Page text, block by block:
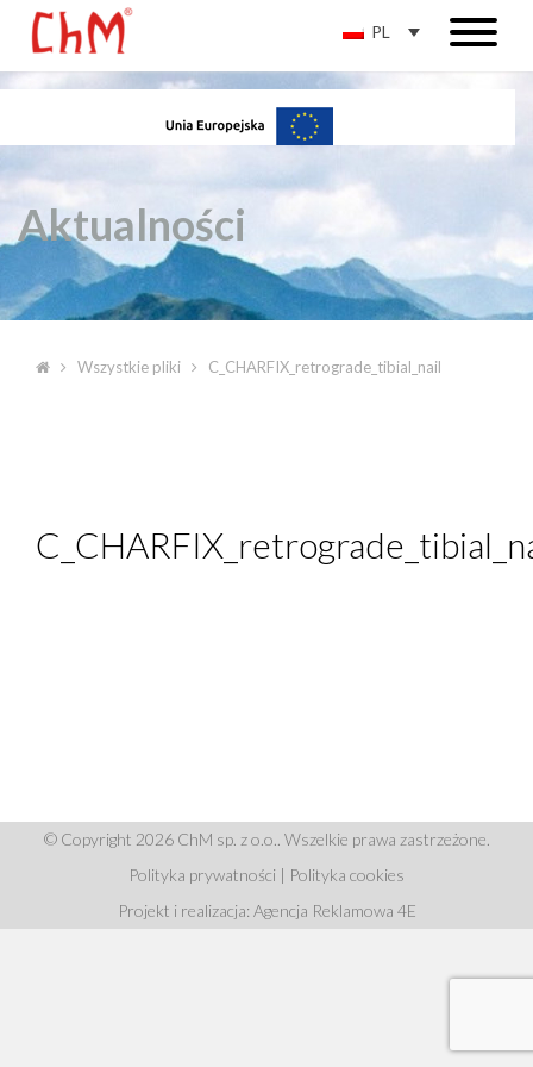
PL
Aktualności
Wszystkie pliki C_CHARFIX_retrograde_tibial_nail
© Copyright 2026 ChM sp. z o.o.. Wszelkie prawa zastrzeżone.
Polityka prywatności | Polityka cookies
Projekt i realizacja: Agencja Reklamowa 4E